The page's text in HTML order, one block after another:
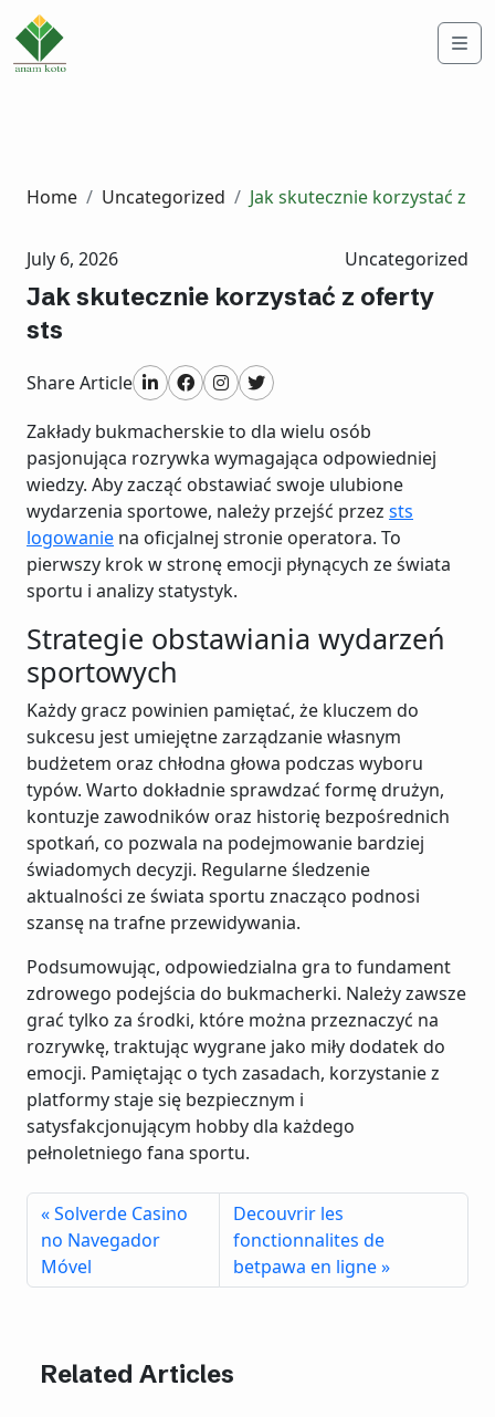
Home Uncategorized Jak skutecznie korzystać z
July 6, 2026 Uncategorized
Jak skutecznie korzystać z oferty
sts
Share Article
Zakłady bukmacherskie to dla wielu osób
pasjonująca rozrywka wymagająca odpowiedniej
wiedzy. Aby zacząć obstawiać swoje ulubione
wydarzenia sportowe, należy przejść przez sts
logowanie na oficjalnej stronie operatora. To
pierwszy krok w stronę emocji płynących ze świata
sportu i analizy statystyk.
Strategie obstawiania wydarzeń
sportowych
Każdy gracz powinien pamiętać, że kluczem do
sukcesu jest umiejętne zarządzanie własnym
budżetem oraz chłodna głowa podczas wyboru
typów. Warto dokładnie sprawdzać formę drużyn,
kontuzje zawodników oraz historię bezpośrednich
spotkań, co pozwala na podejmowanie bardziej
świadomych decyzji. Regularne śledzenie
aktualności ze świata sportu znacząco podnosi
szansę na trafne przewidywania.
Podsumowując, odpowiedzialna gra to fundament
zdrowego podejścia do bukmacherki. Należy zawsze
grać tylko za środki, które można przeznaczyć na
rozrywkę, traktując wygrane jako miły dodatek do
emocji. Pamiętając o tych zasadach, korzystanie z
platformy staje się bezpiecznym i
satysfakcjonującym hobby dla każdego
pełnoletniego fana sportu.
Solverde Casino
no Navegador
Móvel
Decouvrir les
fonctionnalites de
betpawa en ligne
Related Articles